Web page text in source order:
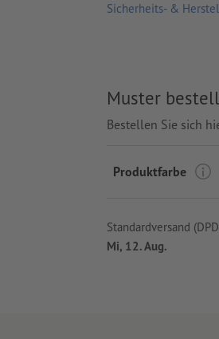
Sicherheits- &
Muster
Bestellen Sie sich
Produktfarbe
Standardversand
Mi, 12. Aug.